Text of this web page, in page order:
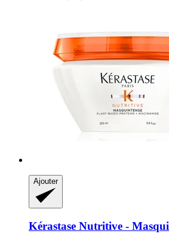
Ajouter
Kérastase Nutritive -​